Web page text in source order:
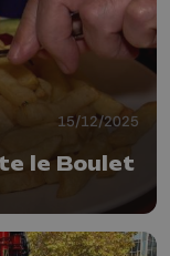
15/12/2025
le Boulet